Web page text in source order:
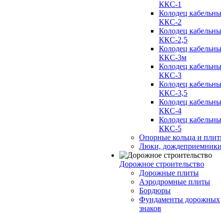
ККС-1
Колодец
ККС-2
Колодец
ККС-2,5
Колодец
ККС-3м
Колодец
ККС-3
Колодец
ККС-3,5
Колодец
ККС-4
Колодец
ККС-5
Опорные кольца и
Люки,
Дорожное строительство
Дорожные плиты
Аэродромные плиты
Бордюры
Фундаменты дорожных
знаков